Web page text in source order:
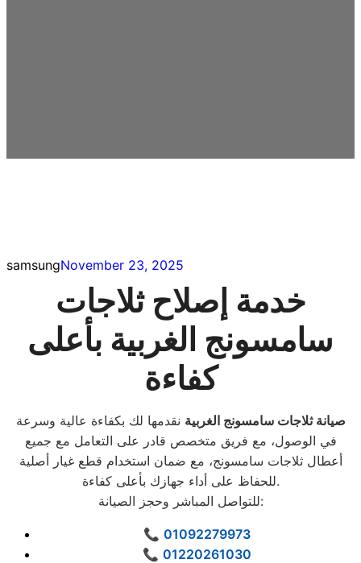
samsungNovember 23, 2025
خدمة إصلاح ثلاجات
سامسونج الغربية بأعلى
كفاءة
صيانة ثلاجات سامسونج الغربية نقدمها لك بكفاءة عالية وسرعة
في الوصول، مع فريق متخصص قادر على التعامل مع جميع
أعطال ثلاجات سامسونج، مع ضمان استخدام قطع غيار أصلية
للحفاظ على أداء جهازك بأعلى كفاءة.
للتواصل المباشر وحجز الصيانة:
📞 01092279973
📞 01220261030